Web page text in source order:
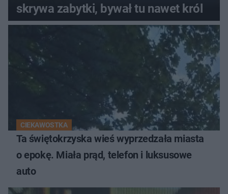
skrywa zabytki, bywał tu nawet król
CIEKAWOSTKA
Ta świętokrzyska wieś wyprzedzała miasta
o epokę. Miała prąd, telefon i luksusowe
auto